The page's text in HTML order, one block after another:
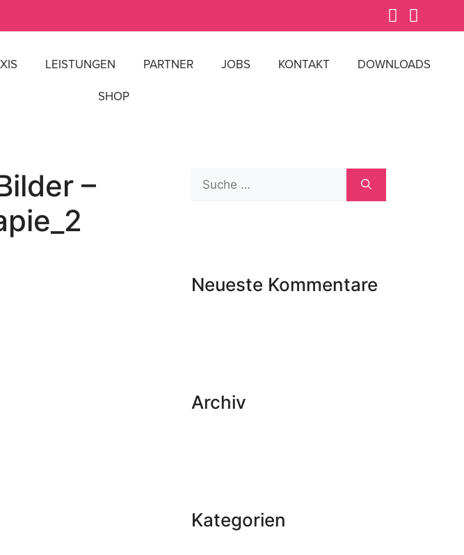
LEISTUNGEN PARTNER JOBS KONTAKT
DOWNLOADS
SHOP
–
Neueste Kommentare
Archiv
Kategorien